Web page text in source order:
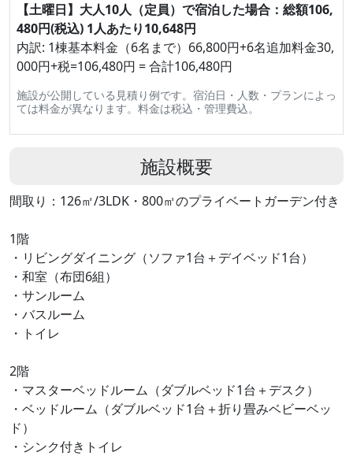
【土曜日】大人10人（定員）で宿泊した場合：総額106,
480円(税込) 1人あたり10,648円
内訳: 1棟基本料金（6名まで）66,800円+6名追加料金30,
000円+税=106,480円 = 合計106,480円
施設が公開している見積り例です。宿泊日・人数・プランによっ
ては料金が異なります。料金は税込・管理費込。
施設概要
間取り：126㎡/3LDK・800㎡のプライベートガーデン付き
1階
・リビングダイニング（ソファ1台＋デイベッド1台）
・和室（布団6組）
・サンルーム
・バスルーム
・トイレ
2階
・マスターベッドルーム（ダブルベッド1台＋デスク）
・ベッドルーム（ダブルベッド1台＋折り畳みベビーベッ
ド）
・シンク付きトイレ